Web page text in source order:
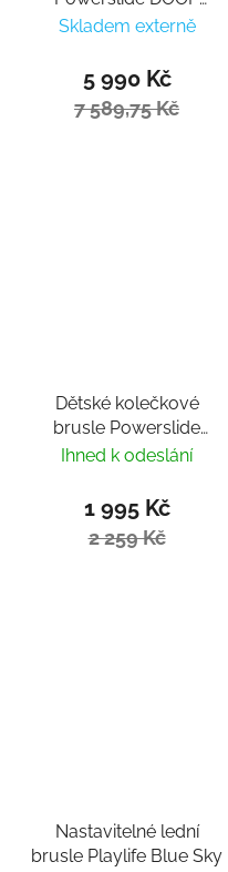
Urban 90
Skladem externě
5 990 Kč
7 589,75 Kč
Dětské kolečkové
brusle Powerslide
Khaan Junior NXT
Ihned k odeslání
1 995 Kč
2 259 Kč
Nastavitelné lední
brusle Playlife Blue Sky